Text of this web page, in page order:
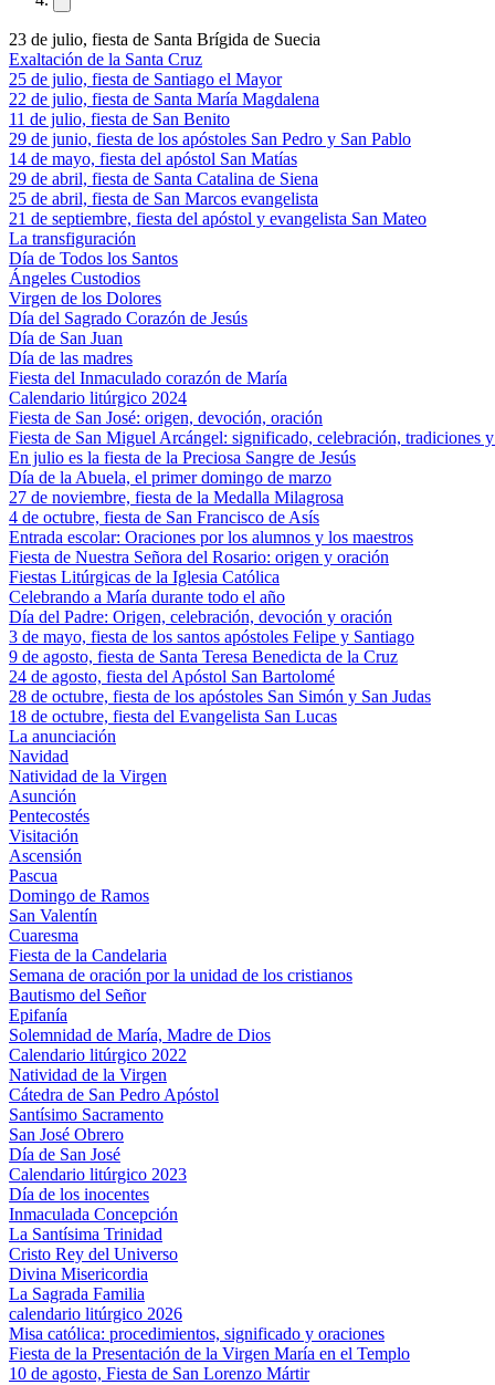
23 de julio, fiesta de Santa Brígida de Suecia
Exaltación de la Santa Cruz
25 de julio, fiesta de Santiago el Mayor
22 de julio, fiesta de Santa María Magdalena
11 de julio, fiesta de San Benito
29 de junio, fiesta de los apóstoles San Pedro y San Pablo
14 de mayo, fiesta del apóstol San Matías
29 de abril, fiesta de Santa Catalina de Siena
25 de abril, fiesta de San Marcos evangelista
21 de septiembre, fiesta del apóstol y evangelista San Mateo
La transfiguración
Día de Todos los Santos
Ángeles Custodios
Virgen de los Dolores
Día del Sagrado Corazón de Jesús
Día de San Juan
Día de las madres
Fiesta del Inmaculado corazón de María
Calendario litúrgico 2024
Fiesta de San José: origen, devoción, oración
Fiesta de San Miguel Arcángel: significado, celebración, tradiciones
En julio es la fiesta de la Preciosa Sangre de Jesús
Día de la Abuela, el primer domingo de marzo
27 de noviembre, fiesta de la Medalla Milagrosa
4 de octubre, fiesta de San Francisco de Asís
Entrada escolar: Oraciones por los alumnos y los maestros
Fiesta de Nuestra Señora del Rosario: origen y oración
Fiestas Litúrgicas de la Iglesia Católica
Celebrando a María durante todo el año
Día del Padre: Origen, celebración, devoción y oración
3 de mayo, fiesta de los santos apóstoles Felipe y Santiago
9 de agosto, fiesta de Santa Teresa Benedicta de la Cruz
24 de agosto, fiesta del Apóstol San Bartolomé
28 de octubre, fiesta de los apóstoles San Simón y San Judas
18 de octubre, fiesta del Evangelista San Lucas
La anunciación
Navidad
Natividad de la Virgen
Asunción
Pentecostés
Visitación
Ascensión
Pascua
Domingo de Ramos
San Valentín
Cuaresma
Fiesta de la Candelaria
Semana de oración por la unidad de los cristianos
Bautismo del Señor
Epifanía
Solemnidad de María, Madre de Dios
Calendario litúrgico 2022
Natividad de la Virgen
Cátedra de San Pedro Apóstol
Santísimo Sacramento
San José Obrero
Día de San José
Calendario litúrgico 2023
Día de los inocentes
Inmaculada Concepción
La Santísima Trinidad
Cristo Rey del Universo
Divina Misericordia
La Sagrada Familia
calendario litúrgico 2026
Misa católica: procedimientos, significado y oraciones
Fiesta de la Presentación de la Virgen María en el Templo
10 de agosto, Fiesta de San Lorenzo Mártir